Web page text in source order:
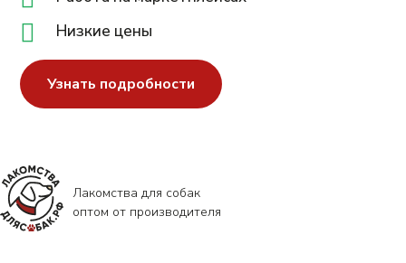
Низкие цены
Узнать подробности
Лакомства для собак
оптом от производителя